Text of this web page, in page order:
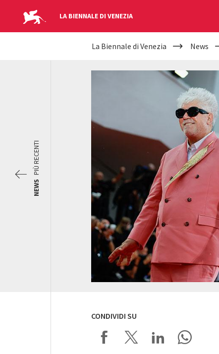
LA BIENNALE DI VENEZIA
YOUR
HERE
La Biennale di Venezia News
NEWS
PIÙ RECENTI
CONDIVIDI SU